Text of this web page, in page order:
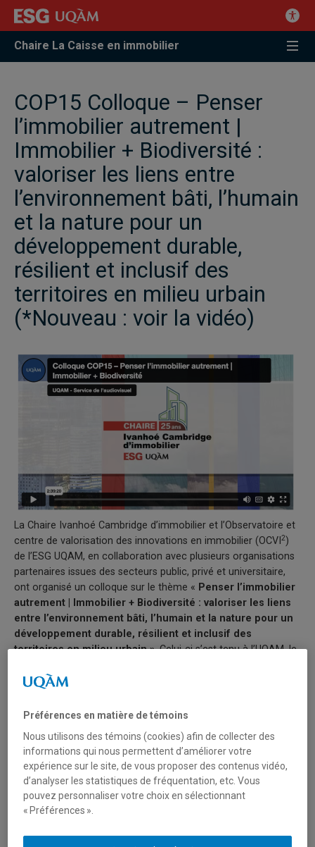
Chaire La Caisse en immobilier
COP15 Colloque – Penser
l’immobilier autrement |
Immobilier + Biodiversité :
valoriser les liens entre
l’environnement bâti, l’humain
et la nature pour un
développement durable,
résilient et inclusif des
territoires en milieu urbain
(*Nouveau : voir la vidéo)
La Chaire Ivanhoé Cambridge d’immobilier et l’Observatoire et
centre de valorisation des innovations en immobilier (OCVI 2)
de l’ESG UQAM, en collaboration avec plusieurs organisations
partenaires issues des secteurs public, privé et universitaire,
ont organisé un colloque sur le thème « Penser l’immobilier
autrement | Immobilier + Biodiversité : valoriser les liens
entre l’environnement bâti, l’humain et la nature pour un
développement durable, résilient et inclusif des
territoires en milieu urbain ». Celui-ci s’est tenu à l’UQAM, le
déroulait à Montréal du 7 au 19 décembre 2022 et à l’issue de
cadre mondial Kunming-Montréal.
Préférences en matière de témoins
Nous utilisons des témoins (cookies) afin de collecter des
informations qui nous permettent d’améliorer votre
expérience sur le site, de vous proposer des contenus vidéo,
d’analyser les statistiques de fréquentation, etc. Vous
pouvez personnaliser votre choix en sélectionnant
« Préférences ».